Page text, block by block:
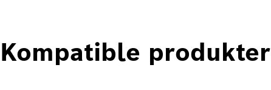
Kompatible produkter